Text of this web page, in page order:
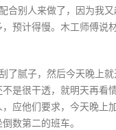
合别人来做了，因为我
预计得慢。木工师傅说
了腻子，然后今天晚上
是很干透，就明天再看
应他们要求，今天晚上
数第二的班车。